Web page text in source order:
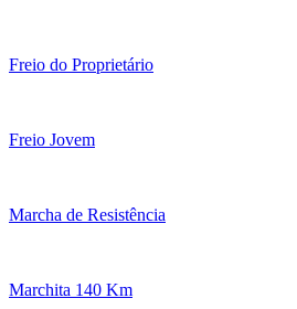
Freio do Proprietário
Freio Jovem
Marcha de Resistência
Marchita 140 Km